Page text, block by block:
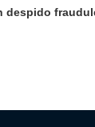
despido